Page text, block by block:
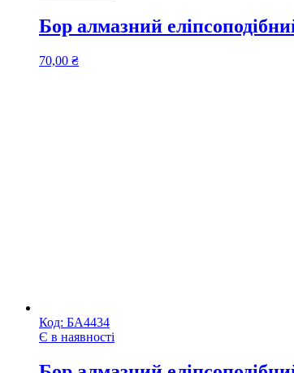
Бор алмазний
70,00 ₴
Код: БА4434
Є в наявності